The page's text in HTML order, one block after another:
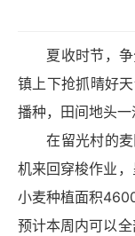
夏收时节，争
镇上下抢抓晴好
播种，田间地头一
在留光村的麦
机来回穿梭作业
小麦种植面积
预计本周内可以